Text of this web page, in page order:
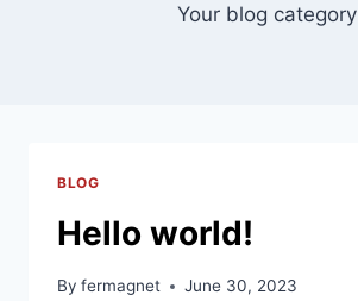
Your blog category
BLOG
Hello world!
By fermagnet June 30, 2023